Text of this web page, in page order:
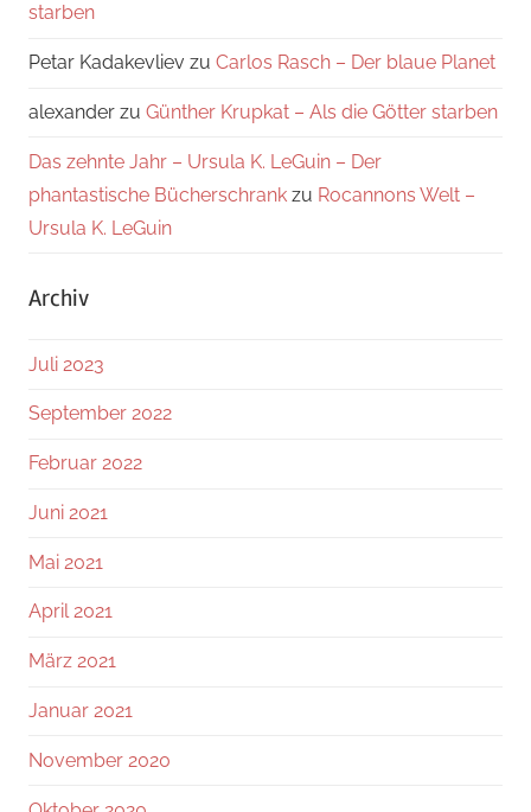
starben
Petar Kadakevliev zu Carlos Rasch – Der blaue Planet
alexander zu Günther Krupkat – Als die Götter starben
Das zehnte Jahr – Ursula K. LeGuin – Der
phantastische Bücherschrank zu Rocannons Welt –
Ursula K. LeGuin
Archiv
Juli 2023
September 2022
Februar 2022
Juni 2021
Mai 2021
April 2021
März 2021
Januar 2021
November 2020